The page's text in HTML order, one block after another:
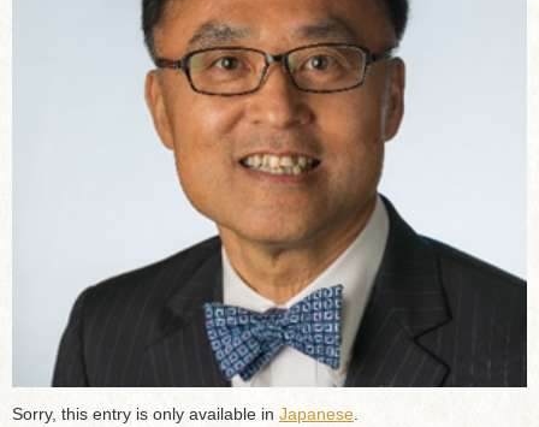
Sorry, this entry is only available in Japanese